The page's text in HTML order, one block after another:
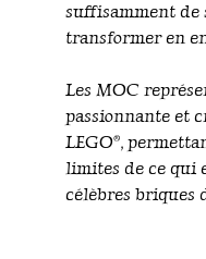
suffisamment de
transformer en
Les MOC
passionnante et
LEGO®,
limites de ce qui
célèbres briques